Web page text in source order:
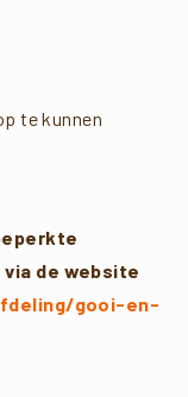
te kunnen
de website
gooi-en-